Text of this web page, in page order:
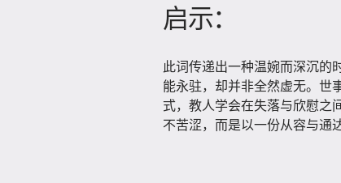
启示：
此词传递出一种温婉而深沉的
能永驻，却并非全然虚无。世
式，教人学会在失落与欣慰之
不苦涩，而是以一份从容与通